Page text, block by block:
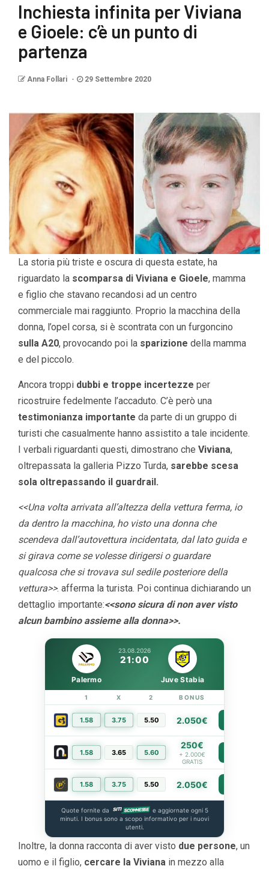
Inchiesta infinita per Viviana
e Gioele: c’è un punto di
partenza
Anna Follari 29 Settembre 2020
La storia più triste e oscura di questa estate, ha
riguardato la scomparsa di Viviana e Gioele, mamma
e figlio che stavano recandosi ad un centro
commerciale mai raggiunto. Proprio la macchina della
donna, l’opel corsa, si è scontrata con un furgoncino
sulla A20, provocando poi la sparizione della mamma
e del piccolo.
Ancora troppi dubbi e troppe incertezze per
ricostruire fedelmente l’accaduto. C’è però una
testimonianza importante da parte di un gruppo di
turisti che casualmente hanno assistito a tale incidente.
I verbali riguardanti questi, dimostrano che Viviana,
oltrepassata la galleria Pizzo Turda, sarebbe scesa
sola oltrepassando il guardrail.
<<Una volta arrivata all’altezza della vettura ferma, io
da dentro la macchina, ho visto una donna che
scendeva dall’autovettura incidentata, dal lato guida e
si girava come se volesse dirigersi o guardare
qualcosa che si trovava sul sedile posteriore della
vettura>>. afferma la turista. Poi continua dichiarando un
dettaglio importante:<<sono sicura di non aver visto
alcun bambino assieme alla donna>>.
23.08.2026
21:00
Palermo Juve Stabia
1 X 2 BONUS
1.58 3.75 5.50 2.050€
1.58 3.65 5.60
250€
+ 2.000€
GRATIS
1.58 3.75 5.50 2.050€
Quote fornite da
e aggiornate ogni 5
minuti. I bonus sono a scopo informativo per i nuovi
utenti.
Inoltre, la donna racconta di aver visto due persone, un
uomo e il figlio, cercare la Viviana in mezzo alla